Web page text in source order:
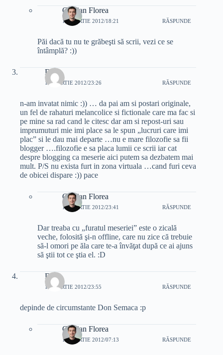
Cristian Florea
10 MARTIE 2012/18:21 RĂSPUNDE
Păi dacă tu nu te grăbeşti să scrii, vezi ce se
întâmplă? :))
Dex
11 MARTIE 2012/23:26 RĂSPUNDE
n-am invatat nimic :)) … da pai am si postari originale,
un fel de rahaturi melancolice si fictionale care ma fac si
pe mine sa rad cand le citesc dar am si repost-uri sau
imprumuturi mie imi place sa le spun „lucruri care imi
plac” si le dau mai departe …nu e mare filozofie sa fii
blogger ….filozofie e sa placa lumii ce scrii iar cat
despre blogging ca meserie aici putem sa dezbatem mai
mult. P/S nu exista furt in zona virtuala …cand furi ceva
de obicei dispare :)) pace
Cristian Florea
11 MARTIE 2012/23:41 RĂSPUNDE
Dar treaba cu „furatul meseriei” este o zicală
veche, folosită şi-n offline, care nu zice că trebuie
să-l omori pe ăla care te-a învăţat după ce ai ajuns
să ştii tot ce ştia el. :D
Dex
11 MARTIE 2012/23:55 RĂSPUNDE
depinde de circumstante Don Semaca :p
Cristian Florea
12 MARTIE 2012/07:13 RĂSPUNDE